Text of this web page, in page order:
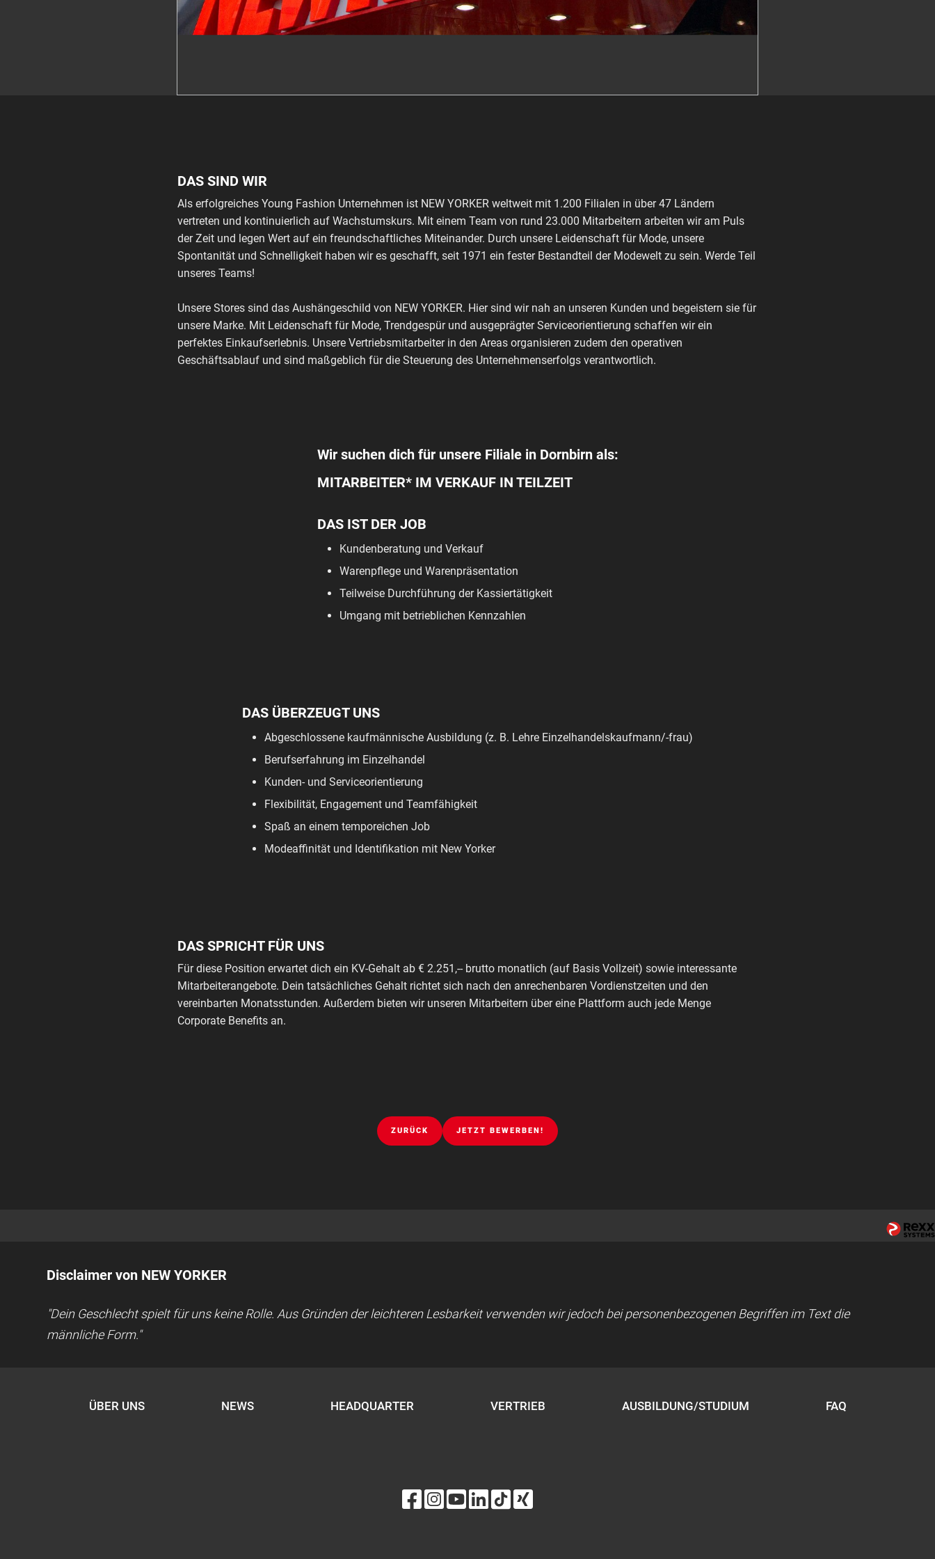
DAS SIND WIR
Als erfolgreiches Young Fashion Unternehmen ist NEW YORKER weltweit mit 1.200 Filialen in über 47 Ländern
vertreten und kontinuierlich auf Wachstumskurs. Mit einem Team von rund 23.000 Mitarbeitern arbeiten wir am Puls
der Zeit und legen Wert auf ein freundschaftliches Miteinander. Durch unsere Leidenschaft für Mode, unsere
Spontanität und Schnelligkeit haben wir es geschafft, seit 1971 ein fester Bestandteil der Modewelt zu sein. Werde Teil
unseres Teams!
Unsere Stores sind das Aushängeschild von NEW YORKER. Hier sind wir nah an unseren Kunden und begeistern sie für
unsere Marke. Mit Leidenschaft für Mode, Trendgespür und ausgeprägter Serviceorientierung schaffen wir ein
perfektes Einkaufserlebnis. Unsere Vertriebsmitarbeiter in den Areas organisieren zudem den operativen
Geschäftsablauf und sind maßgeblich für die Steuerung des Unternehmenserfolgs verantwortlich.
Wir suchen dich für unsere Filiale in Dornbirn als:
MITARBEITER* IM VERKAUF IN TEILZEIT
DAS IST DER JOB
Kundenberatung und Verkauf
Warenpflege und Warenpräsentation
Teilweise Durchführung der Kassiertätigkeit
Umgang mit betrieblichen Kennzahlen
DAS ÜBERZEUGT UNS
Abgeschlossene kaufmännische Ausbildung (z. B. Lehre Einzelhandelskaufmann/-frau)
Berufserfahrung im Einzelhandel
Kunden- und Serviceorientierung
Flexibilität, Engagement und Teamfähigkeit
Spaß an einem temporeichen Job
Modeaffinität und Identifikation mit New Yorker
DAS SPRICHT FÜR UNS
Für diese Position erwartet dich ein KV-Gehalt ab € 2.251,-- brutto monatlich (auf Basis Vollzeit) sowie interessante
Mitarbeiterangebote. Dein tatsächliches Gehalt richtet sich nach den anrechenbaren Vordienstzeiten und den
vereinbarten Monatsstunden. Außerdem bieten wir unseren Mitarbeitern über eine Plattform auch jede Menge
Corporate Benefits an.
ZURÜCK JETZT BEWERBEN!
Disclaimer von NEW YORKER
"Dein Geschlecht spielt für uns keine Rolle. Aus Gründen der leichteren Lesbarkeit verwenden wir jedoch bei personenbezogenen Begriffen im Text die
männliche Form."
ÜBER UNS NEWS HEADQUARTER VERTRIEB AUSBILDUNG/STUDIUM FAQ